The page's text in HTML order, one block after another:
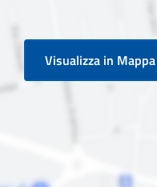
Visualizza in Mappa